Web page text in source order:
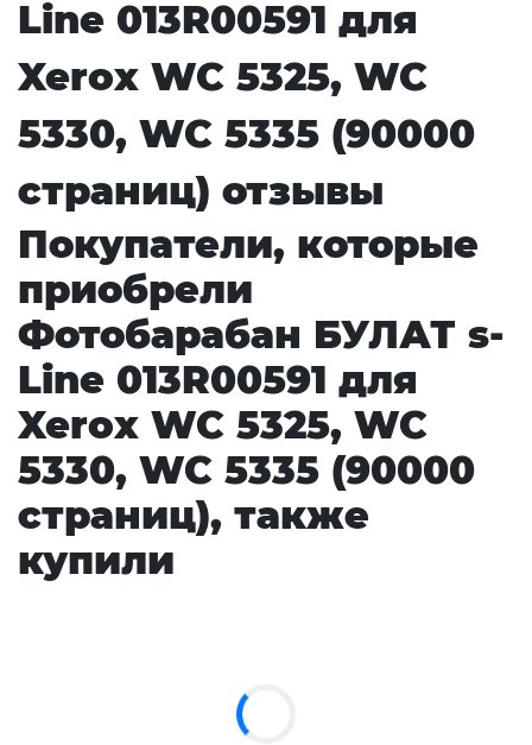
Line 013R00591 для
Xerox WC 5325, WC
5330, WC 5335 (90000
страниц) отзывы
Покупатели, которые
приобрели
Фотобарабан БУЛАТ s-
Line 013R00591 для
Xerox WC 5325, WC
5330, WC 5335 (90000
страниц), также
купили